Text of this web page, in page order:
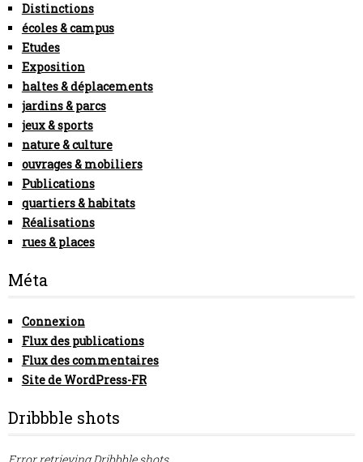
Distinctions
écoles & campus
Etudes
Exposition
haltes & déplacements
jardins & parcs
jeux & sports
nature & culture
ouvrages & mobiliers
Publications
quartiers & habitats
Réalisations
rues & places
Méta
Connexion
Flux des publications
Flux des commentaires
Site de WordPress-FR
Dribbble shots